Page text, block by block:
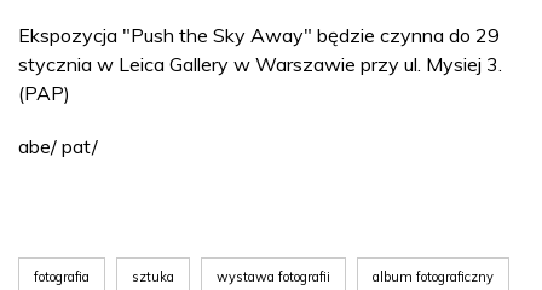
Ekspozycja "Push the Sky Away" będzie czynna do 29
stycznia w Leica Gallery w Warszawie przy ul. Mysiej 3.
(PAP)
abe/ pat/
fotografia sztuka wystawa fotografii album fotograficzny